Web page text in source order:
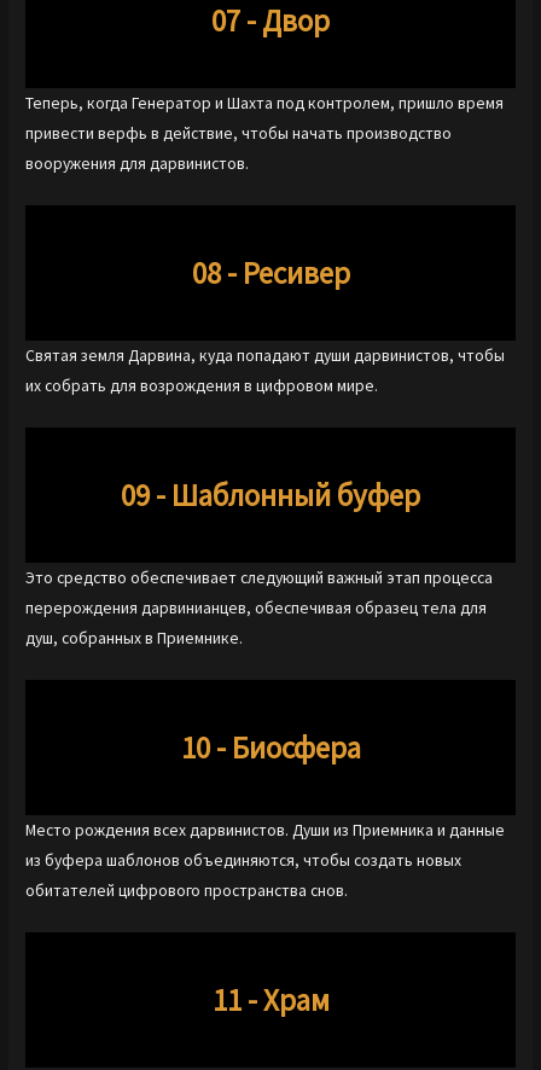
07 - Двор
Теперь, когда Генератор и Шахта под контролем, пришло время
привести верфь в действие, чтобы начать производство
вооружения для дарвинистов.
08 - Ресивер
Святая земля Дарвина, куда попадают души дарвинистов, чтобы
их собрать для возрождения в цифровом мире.
09 - Шаблонный буфер
Это средство обеспечивает следующий важный этап процесса
перерождения дарвинианцев, обеспечивая образец тела для
душ, собранных в Приемнике.
10 - Биосфера
Место рождения всех дарвинистов. Души из Приемника и данные
из буфера шаблонов объединяются, чтобы создать новых
обитателей цифрового пространства снов.
11 - Храм